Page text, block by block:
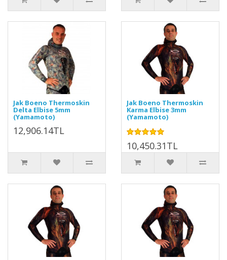
Jak Boeno Thermoskin
Delta Elbise 5mm
(Yamamoto)
12,906.14TL
Jak Boeno Thermoskin
Karma Elbise 3mm
(Yamamoto)
10,450.31TL